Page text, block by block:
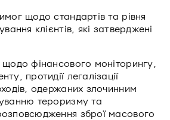
щодо стандартів та рівня
клієнтів, які затверджені
фінансового моніторингу,
протидії легалізації
одержаних злочинним
тероризму та
зброї масового